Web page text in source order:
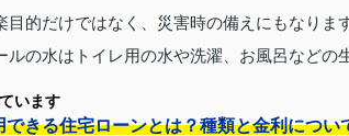
目的だけではなく、災害時の備えにもなります
ルの水はトイレ用の水や洗濯、お風呂などの
います
できる住宅ローンとは？種類と金利につい